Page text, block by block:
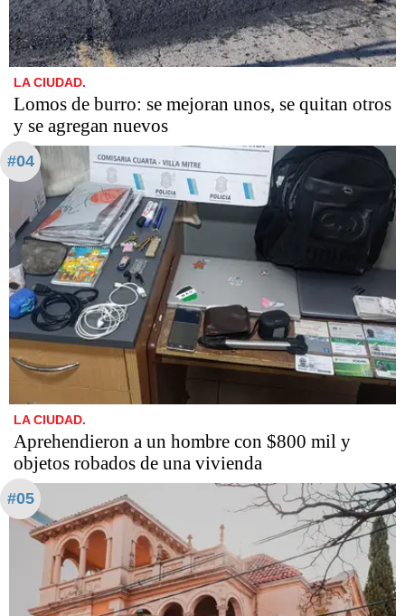
LA CIUDAD.
Lomos de burro: se mejoran unos, se quitan otros
y se agregan nuevos
#04
LA CIUDAD.
Aprehendieron a un hombre con $800 mil y
objetos robados de una vivienda
#05